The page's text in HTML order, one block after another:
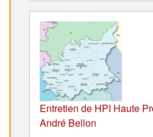
Entretien de HPI Haute
André Bellon